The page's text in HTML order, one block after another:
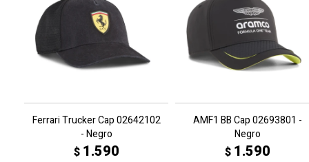
Ferrari Trucker Cap 02642102
- Negro
$ 1.590
AMF1 BB Cap 02693801 -
Negro
$ 1.590